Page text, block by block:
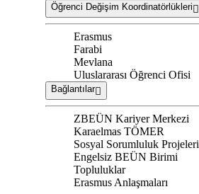
Öğrenci Değişim Koordinatörlükleri
Erasmus
Farabi
Mevlana
Uluslararası Öğrenci Ofisi
Bağlantılar
ZBEÜN Kariyer Merkezi
Karaelmas TÖMER
Sosyal Sorumluluk Projeleri
Engelsiz BEÜN Birimi
Topluluklar
Erasmus Anlaşmaları